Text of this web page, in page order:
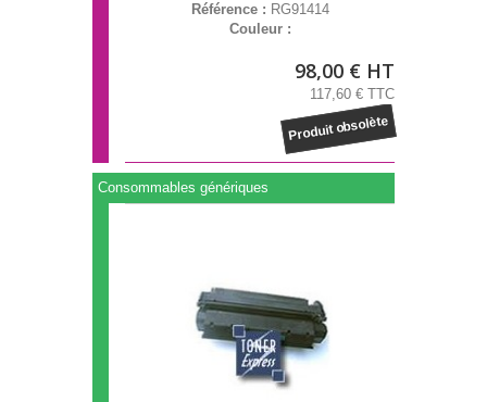
Référence : RG91414
Couleur :
98,00 € HT
117,60 € TTC
Produit obsolète
Consommables génériques